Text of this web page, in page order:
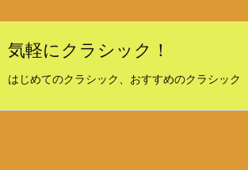
気軽にクラシック！
はじめてのクラシック、おすすめのクラシック